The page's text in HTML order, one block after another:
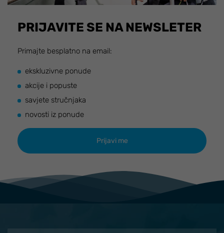
PRIJAVITE SE NA NEWSLETER
Primajte besplatno na email:
ekskluzivne ponude
akcije i popuste
savjete stručnjaka
novosti iz ponude